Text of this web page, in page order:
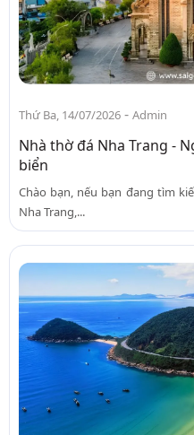
Thứ Ba, 14/07/2026 - Admin
Nhà thờ đá Nha Trang -
biển
Chào bạn, nếu bạn đang tìm
Nha Trang,...